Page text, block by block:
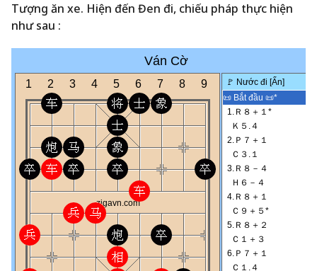
Tượng ăn xe. Hiện đến Đen đi, chiếu pháp thực hiện
như sau :